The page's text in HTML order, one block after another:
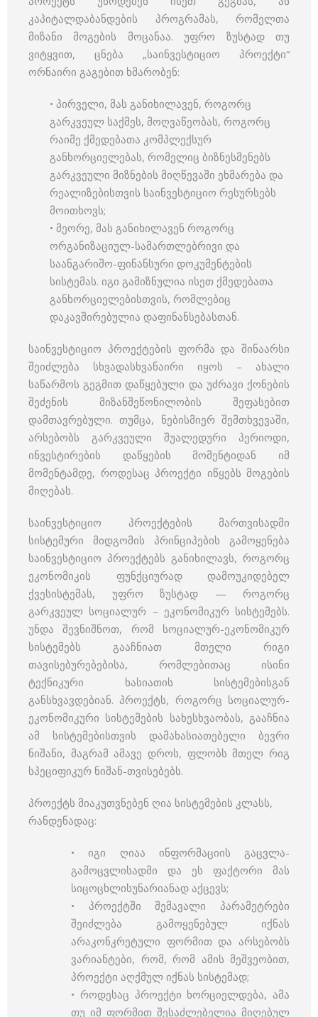
კაპიტალდაბანდების პროგრამას, რომელთა
მიზანი მოგების მოცანაა. უფრო ზუსტად თუ
ვიტყვით, ცნება „საინვესტიციო პროექტი“
ორნაირი გაგებით ხმარობენ:
• პირველი, მას განიხილავენ, როგორც
გარკვეულ საქმეს, მოღვაწეობას, როგორც
რაიმე ქმედებათა კომპლექსურ
განხორციელებას, რომელიც ბიზნესმენებს
გარკვეული მიზნების მიღწევაში ეხმარება და
რეალიზებისთვის საინვესტიციო რესურსებს
მოითხოვს;
• მეორე, მას განიხილავენ როგორც
ორგანიზაციულ-სამართლებრივი და
საანგარიშო-ფინანსური დოკუმენტების
სისტემას. იგი გამიზნულია ისეთ ქმედებათა
განხორციელებისთვის, რომლებიც
დაკავშირებულია დაფინანსებასთან.
საინვესტიციო პროექტების ფორმა და შინაარსი
შეიძლება სხვადასხვანაირი იყოს – ახალი
საწარმოს გეგმით დაწყებული და უძრავი ქონების
შეძენის მიზანშეწონილობის შეფასებით
დამთავრებული. თუმცა, ნებისმიერ შემთხვევაში,
არსებობს გარკვეული შუალედური პერიოდი,
ინვესტირების დაწყების მომენტიდან იმ
მომენტამდე, როდესაც პროექტი იწყებს მოგების
მიღებას.
საინვესტიციო პროექტების მართვისადმი
სისტემური მიდგომის პრინციპების გამოყენება
საინვესტიციო პროექტებს განიხილავს, როგორც
ეკონომიკის ფუნქციურად დამოუკიდებელ
ქვესისტემას, უფრო ზუსტად — როგორც
გარკვეულ სოციალურ – ეკონომიკურ სისტემებს.
უნდა შევნიშნოთ, რომ სოციალურ-ეკონომიკურ
სისტემებს გააჩნიათ მთელი რიგი
თავისებურებებისა, რომლებითაც ისინი
ტექნიკური ხასიათის სისტემებისგან
განსხვავდებიან. პროექტს, როგორც სოციალურ-
ეკონომიკური სისტემების სახესხვაობას, გააჩნია
ამ სისტემებისთვის დამახასიათებელი ბევრი
ნიშანი, მაგრამ ამავე დროს, ფლობს მთელ რიგ
სპეციფიკურ ნიშან-თვისებებს.
პროექტს მიაკუთვნებენ ღია სისტემების კლასს,
რანდენადაც:
• იგი ღიაა ინფორმაციის გაცვლა-
გამოცვლისადმი და ეს ფაქტორი მას
სიცოცხლისუნარიანად აქცევს;
• პროექტში შემავალი პარამეტრები
შეიძლება გამოყენებულ იქნას
არაკონკრეტული ფორმით და არსებობს
ვარიანტები, რომ, რომ ამის მეშვეობით,
პროექტი აღქმულ იქნას სისტემად;
• როდესაც პროექტი ხორციელდება, ამა
თუ იმ ფორმით შესაძლებელია მიღებულ